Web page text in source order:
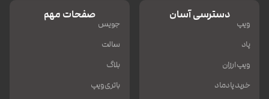
دسترسی آسان
ویپ
پاد
ویپ ارزان
خرید پادماد
صفحات مهم
جویس
سالت
بلاگ
باتری ویپ